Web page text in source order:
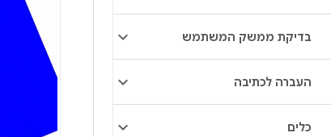
בדיקת ממשק המשתמש
העברה לכתיבה
כלים